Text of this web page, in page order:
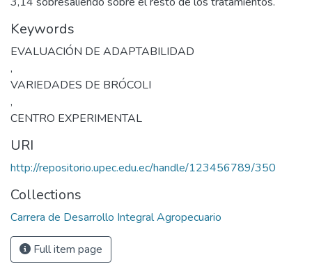
Keywords
EVALUACIÓN DE ADAPTABILIDAD
,
VARIEDADES DE BRÓCOLI
,
CENTRO EXPERIMENTAL
URI
http://repositorio.upec.edu.ec/handle/123456789/350
Collections
Carrera de Desarrollo Integral Agropecuario
Full item page